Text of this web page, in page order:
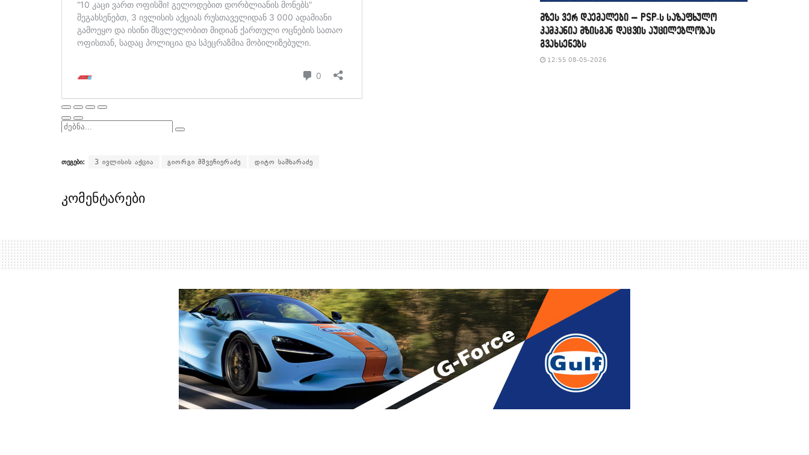
თეგები: 3 ივლისის აქცია გიორგი მშვენიერაძე დიტო სამხარაძე
კომენტარები
მზეს ვერ დაემალები – PSP-ს საზაფხულო
კამპანია მზისგან დაცვის აუცილებლობას
გვახსენებს
12:55 08-05-2026